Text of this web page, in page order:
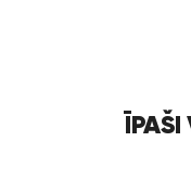
ĪPAŠI